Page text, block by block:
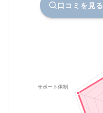
口コミを見る